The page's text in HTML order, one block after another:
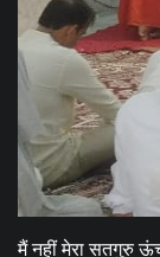
मैं नहीं मेरा सतगुरु